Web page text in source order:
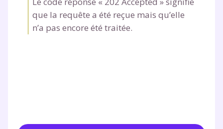
que la requête a été reçue mais qu’elle
n’a pas encore été traitée.